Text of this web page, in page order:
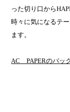
った切り口から
時々に気になるテ
ます。
AC PAPERのバッ